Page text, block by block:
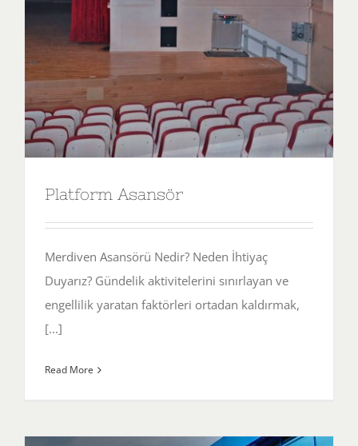
Platform Asansör
Merdiven Asansörü Nedir? Neden İhtiyaç
Duyarız? Gündelik aktivitelerini sınırlayan ve
engellilik yaratan faktörleri ortadan kaldırmak,
[...]
Read More